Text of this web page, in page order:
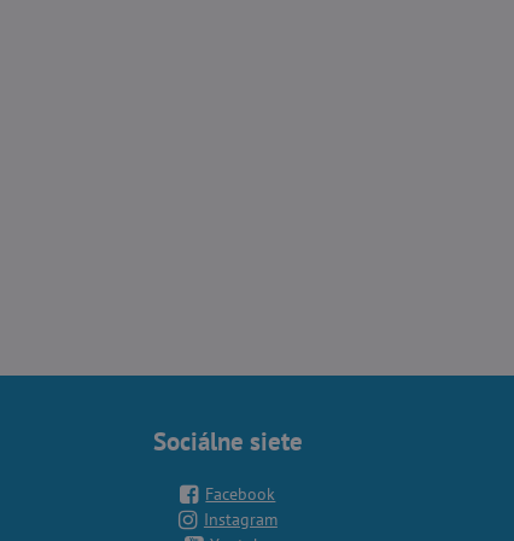
Sociálne siete
Facebook
Instagram